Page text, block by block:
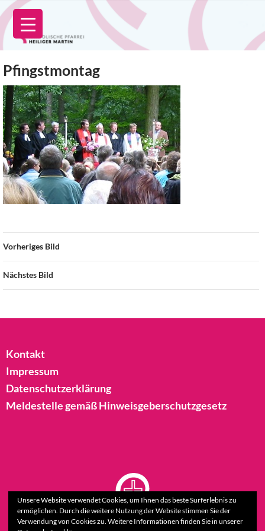
Zum
Inhalt
springen
Pfingstmontag
Vorheriges Bild
Nächstes Bild
Kontakt
Impressum
Datenschutzerklärung
Meldestelle gemäß Hinweisgeberschutzgesetz
Unsere Website verwendet Cookies, um Ihnen das beste Surferlebnis zu
ermöglichen. Durch die weitere Nutzung der Website stimmen Sie der
Verwendung von Cookies zu. Weitere Informationen finden Sie in unserer